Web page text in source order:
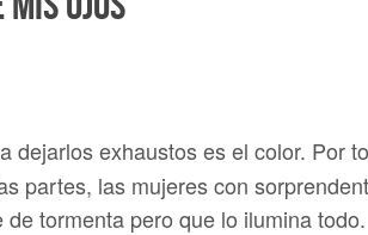
dejarlos exhaustos es el color. Por
partes, las mujeres con
tormenta pero que lo ilumina todo.